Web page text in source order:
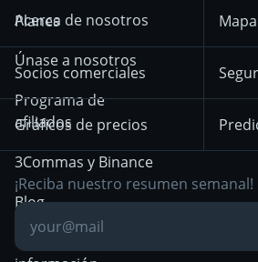
criptomonedas
Exchanges
KuCoin
HTX
Bybit
Solana
BNB
Trading
Position Trading
Breakout Trading
hasta el 18 de
diciembre de 2025
Aviso de privacidad a
partir del 29 de
diciembre de 2024
Otra documentación
legal
Acerca de nosotros
Únase a nosotros
Programa de
afiliados
3Commas y Binance
Blog
Centro de
Planes
Socios comerciales
Gráficos de precios
¡Reciba nuestro resumen semanal!